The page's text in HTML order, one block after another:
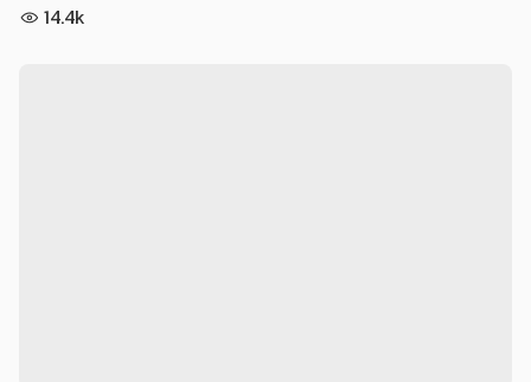
14.4k